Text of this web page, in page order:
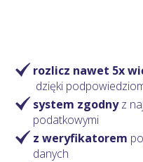
rozlicz nawet 5x
dzięki
system zgodnyz
podatkowymi
z weryfikatorem
danych